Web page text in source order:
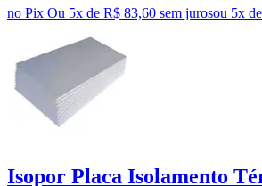
no Pix Ou 5x de R$ 83,60 sem jurosou 5x de
Isopor Placa Isolamento